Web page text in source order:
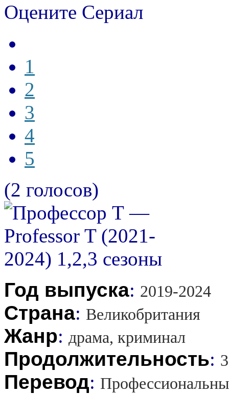
Оцените Сериал
1
2
3
4
5
(2 голосов)
Год выпуска: 2019-2024
Страна: Великобритания
Жанр: драма, криминал
Продолжительность:
Перевод: